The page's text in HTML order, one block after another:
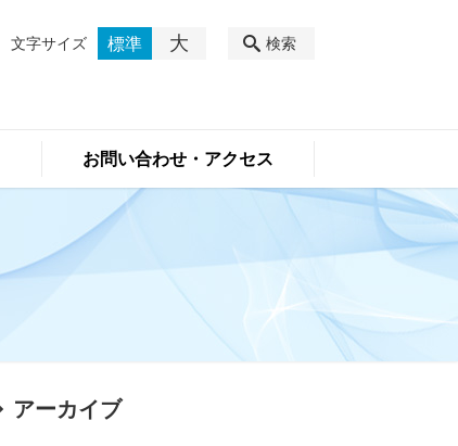
お問い合わせ・アクセス
検索
文字サイズ 標準 大
アーカイブ